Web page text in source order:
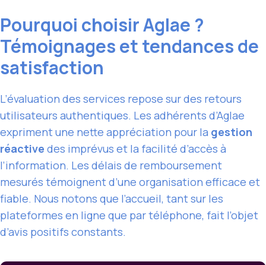
Pourquoi choisir Aglae ?
Témoignages et tendances de
satisfaction
L’évaluation des services repose sur des retours
utilisateurs authentiques. Les adhérents d’Aglae
expriment une nette appréciation pour la gestion
réactive des imprévus et la facilité d’accès à
l’information. Les délais de remboursement
mesurés témoignent d’une organisation efficace et
fiable. Nous notons que l’accueil, tant sur les
plateformes en ligne que par téléphone, fait l’objet
d’avis positifs constants.